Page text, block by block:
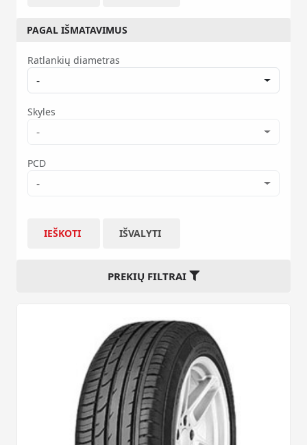
PAGAL IŠMATAVIMUS
Ratlankių diametras
-
Skyles
-
PCD
-
IEŠKOTI IŠVALYTI
PREKIŲ FILTRAI